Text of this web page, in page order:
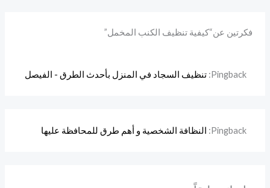
فكرتين عن“كيفية تنظيف الكنب المخمل”
Pingback: تنظيف السجاد في المنزل بأحدث الطرق - الفيصل
Pingback: النظافة الشخصية و أهم طرق للمحافظة عليها